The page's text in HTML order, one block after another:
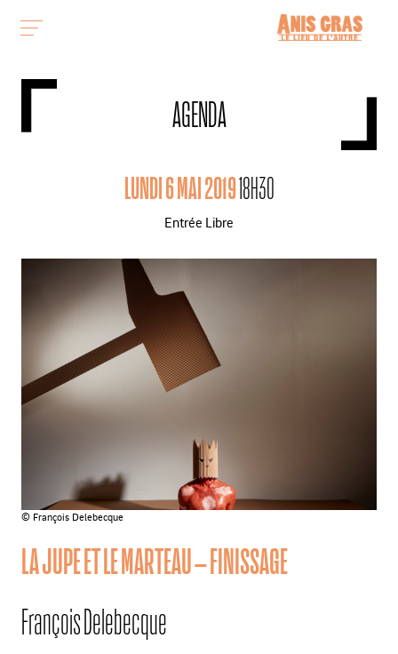
AGENDA
LUNDI 6 MAI 201918H30
Entrée Libre
© François Delebecque
LA JUPE ET LE MARTEAU – FINISSAGE
François Delebecque